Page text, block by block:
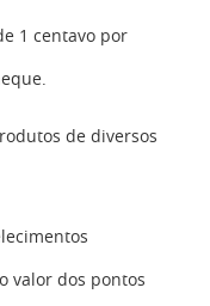
1 centavo por
de diversos
valor dos pontos